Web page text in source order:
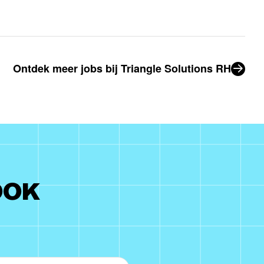
Ontdek meer jobs bij Triangle Solutions RH